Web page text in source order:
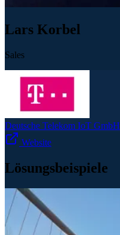
Lars Korbel
Sales
Deutsche Telekom IoT GmbH
Website
Lösungsbeispiele